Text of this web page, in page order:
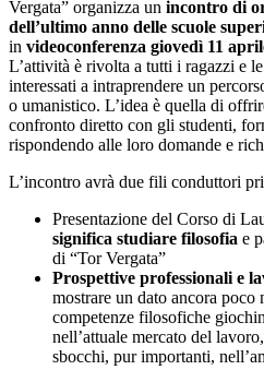
Vergata” organizza un incontro di
dell’ultimo anno delle scuole
in videoconferenza giovedì 11
L’attività è rivolta a tutti i ragazzi e
interessati a intraprendere un
o umanistico. L’idea è quella di
confronto diretto con gli studenti,
rispondendo alle loro domande e
L’incontro avrà due fili conduttori
Presentazione del Corso di
significa studiare filosofia e
di “Tor Vergata”
Prospettive professionali e
mostrare un dato ancora poco
competenze filosofiche
nell’attuale mercato del
sbocchi, pur importanti,